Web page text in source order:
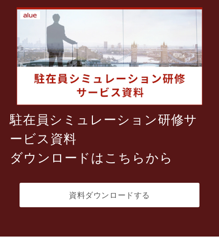
駐在員シミュレーション研修サ
ービス資料
ダウンロードはこちらから
資料ダウンロードする